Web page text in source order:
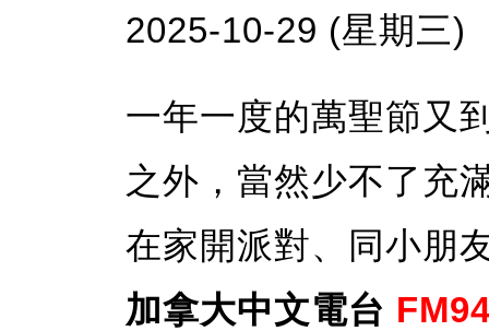
2025-10-29 (星期三)
一年一度的萬聖節又
之外，當然少不了充
在家開派對、同小朋
加拿大中文電台